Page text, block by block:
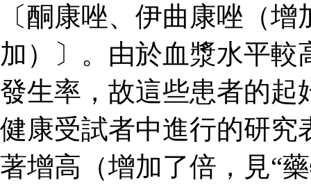
〔酮康唑、伊曲康唑（
加）〕。由於血漿水平
發生率，故這些患者的起
健康受試者中進行的研究
著增高（增加了倍，見“